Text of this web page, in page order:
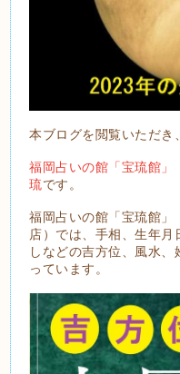
本ブログを閲覧いただき
福岡占いの館「宝琉館」
琉です。
福岡占いの館「宝琉館」
店）では、手相、生年
しなどの吉方位、風水
っています。